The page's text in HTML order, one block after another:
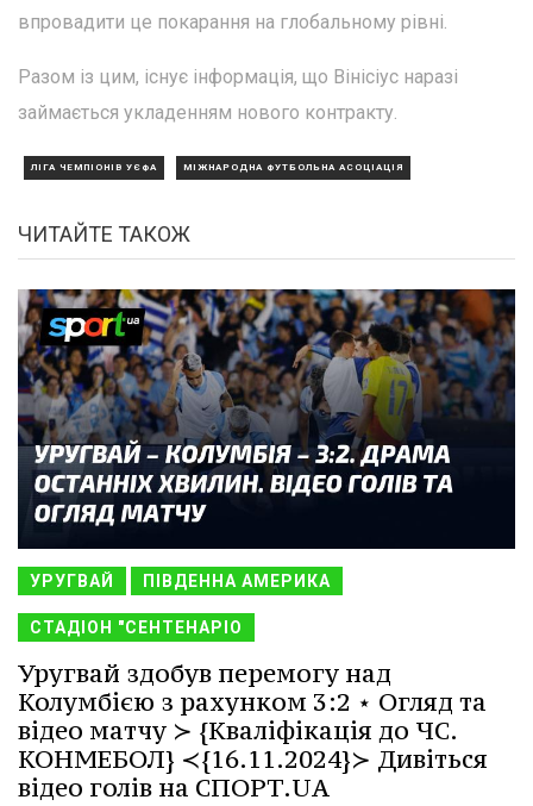
впровадити це покарання на глобальному рівні.
Разом із цим, існує інформація, що Вінісіус наразі
займається укладенням нового контракту.
ЛІГА ЧЕМПІОНІВ УЄФА МІЖНАРОДНА ФУТБОЛЬНА АСОЦІАЦІЯ
ЧИТАЙТЕ ТАКОЖ
УРУГВАЙ ПІВДЕННА АМЕРИКА
СТАДІОН "СЕНТЕНАРІО
Уругвай здобув перемогу над
Колумбією з рахунком 3:2 ⋆ Огляд та
відео матчу ≻ {Кваліфікація до ЧС.
КОНМЕБОЛ} ≺{16.11.2024}≻ Дивіться
відео голів на СПОРТ.UA